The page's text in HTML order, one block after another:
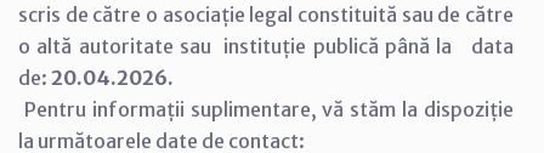
scris de către o asociație legal constituită sau de către
o altă autoritate sau instituție publică până la data
de: 20.04.2026.
Pentru informații suplimentare, vă stăm la dispoziție
la următoarele date de contact: